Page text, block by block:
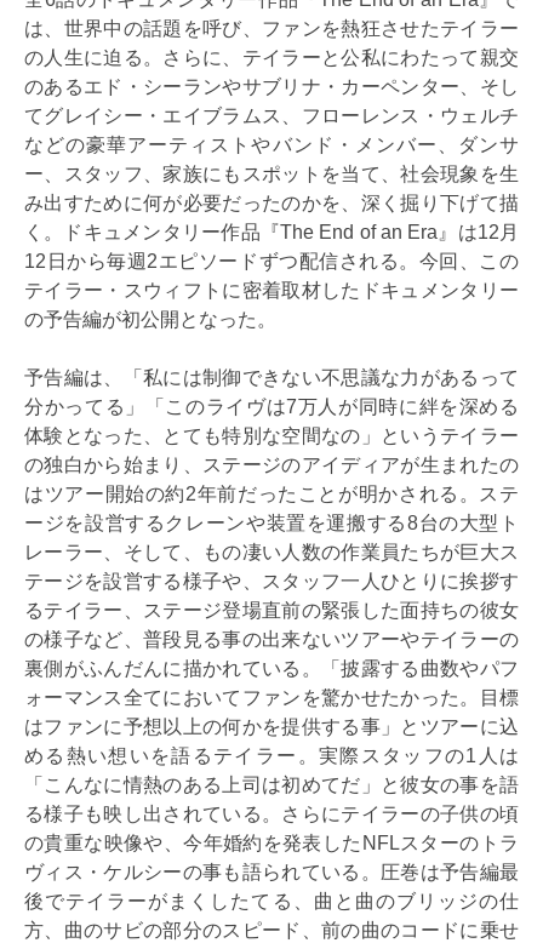
は、世界中の話題を呼び、ファンを熱狂させたテイラー
の人生に迫る。さらに、テイラーと公私にわたって親交
のあるエド・シーランやサブリナ・カーペンター、そし
てグレイシー・エイブラムス、フローレンス・ウェルチ
などの豪華アーティストやバンド・メンバー、ダンサ
ー、スタッフ、家族にもスポットを当て、社会現象を生
み出すために何が必要だったのかを、深く掘り下げて描
く。ドキュメンタリー作品『The End of an Era』は12月
12日から毎週2エピソードずつ配信される。今回、この
テイラー・スウィフトに密着取材したドキュメンタリー
の予告編が初公開となった。
予告編は、「私には制御できない不思議な力があるって
分かってる」「このライヴは7万人が同時に絆を深める
体験となった、とても特別な空間なの」というテイラー
の独白から始まり、ステージのアイディアが生まれたの
はツアー開始の約2年前だったことが明かされる。ステ
ージを設営するクレーンや装置を運搬する8台の大型ト
レーラー、そして、もの凄い人数の作業員たちが巨大ス
テージを設営する様子や、スタッフ一人ひとりに挨拶す
るテイラー、ステージ登場直前の緊張した面持ちの彼女
の様子など、普段見る事の出来ないツアーやテイラーの
裏側がふんだんに描かれている。「披露する曲数やパフ
ォーマンス全てにおいてファンを驚かせたかった。目標
はファンに予想以上の何かを提供する事」とツアーに込
める熱い想いを語るテイラー。実際スタッフの1人は
「こんなに情熱のある上司は初めてだ」と彼女の事を語
る様子も映し出されている。さらにテイラーの子供の頃
の貴重な映像や、今年婚約を発表したNFLスターのトラ
ヴィス・ケルシーの事も語られている。圧巻は予告編最
後でテイラーがまくしたてる、曲と曲のブリッジの仕
方、曲のサビの部分のスピード、前の曲のコードに乗せ